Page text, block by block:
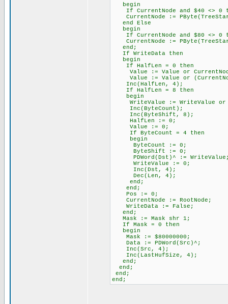
begin
If CurrentNode and $40 <> 0
CurrentNode :=
end Else
begin
If CurrentNode and $80 <> 0
CurrentNode :=
end;
If WriteData then
begin
If HalfLen = 0 then
Value := Value or
Value := Value or
Inc(HalfLen, 4);
If HalfLen = 8 then
begin
WriteValue := WriteValue or
Inc(ByteCount);
Inc(ByteShift, 8);
HalfLen := 0;
Value := 0;
If ByteCount = 4 then
begin
ByteCount := 0;
ByteShift := 0;
PDWord(Dst)^ :=
WriteValue := 0;
Inc(Dst, 4);
Dec(Len, 4);
end;
end;
Pos := 0;
CurrentNode := RootNode;
WriteData := False;
end;
Mask := Mask shr 1;
If Mask = 0 then
begin
Mask := $80000000;
Data := PDWord(Src)^;
Inc(Src, 4);
Inc(LastHufSize, 4);
end;
end;
end;
end;